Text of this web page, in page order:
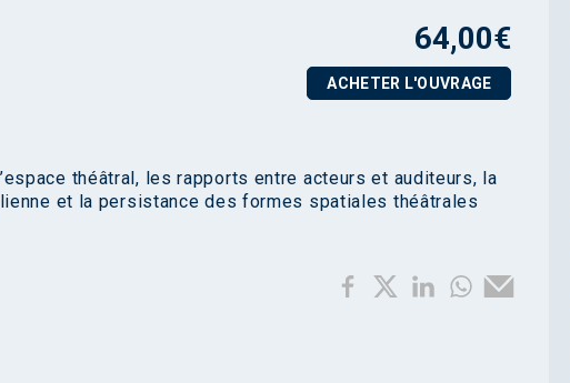
64,00€
ACHETER L'OUVRAGE
théâtral, les rapports entre acteurs et auditeurs, la
et la persistance des formes spatiales théâtrales